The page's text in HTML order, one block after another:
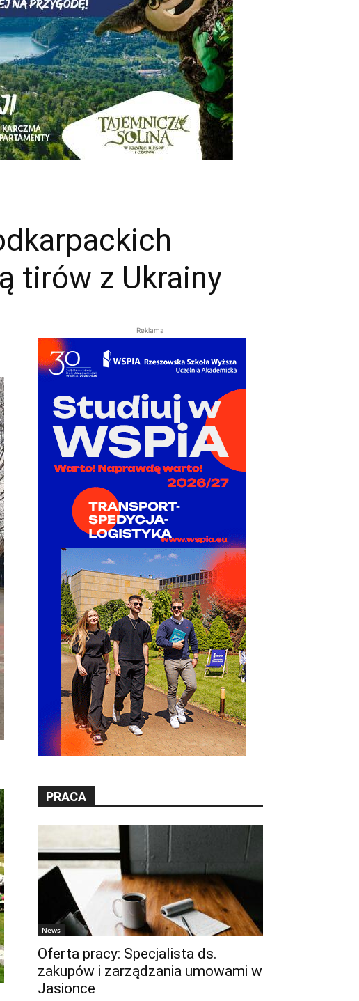
tirów z Ukrainy
Reklama
PRACA
News
Oferta pracy: Specjalista ds.
zakupów i zarządzania umowami w
Jasionce